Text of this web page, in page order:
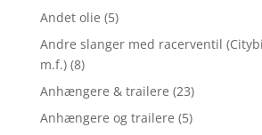
Andet olie (5)
Andre slanger med racerventil
m.f.) (8)
Anhængere & trailere (23)
Anhængere og trailere (5)